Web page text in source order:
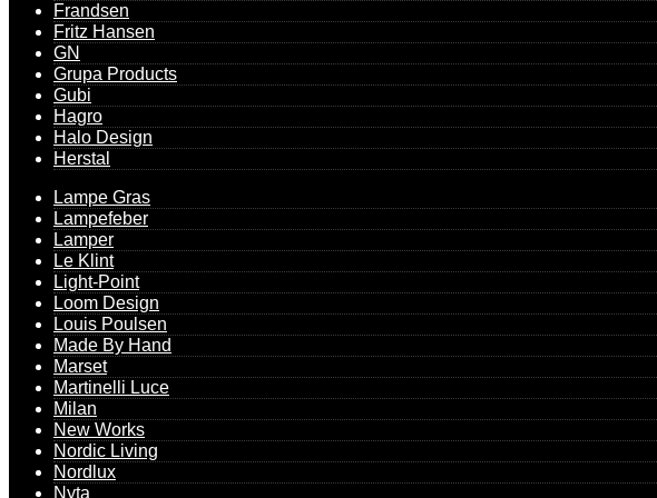
Frandsen
Fritz Hansen
GN
Grupa Products
Gubi
Hagro
Halo Design
Herstal
Lampe Gras
Lampefeber
Lamper
Le Klint
Light-Point
Loom Design
Louis Poulsen
Made By Hand
Marset
Martinelli Luce
Milan
New Works
Nordic Living
Nordlux
Nyta